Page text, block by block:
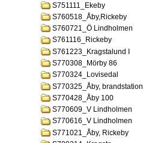
S751111_Ekeby
S760518_Åby,Rickeby
S760721_Ö Lindholmen
S761116_Rickeby
S761223_Kragstalund I
S770308_Mörby 86
S770324_Lovisedal
S770325_Åby, brandstation
S770428_Åby 100
S770609_V Lindholmen
S770616_V Lindholmen
S771021_Åby, Rickeby